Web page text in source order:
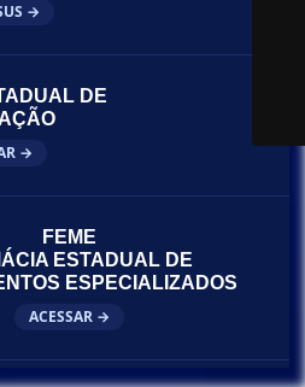
→
DE
→
FEME
ESTADUAL DE
ESPECIALIZADOS
ACESSAR →